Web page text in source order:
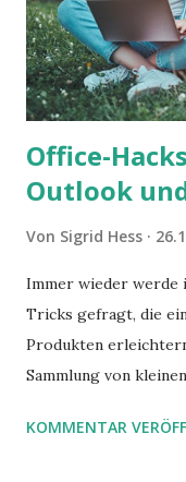
Office-
Outlook
Von Sigrid Hess
Immer wieder werde
Tricks gefragt, die
Produkten
Sammlung von
sorgen. Dies ist der
KOMMENTAR